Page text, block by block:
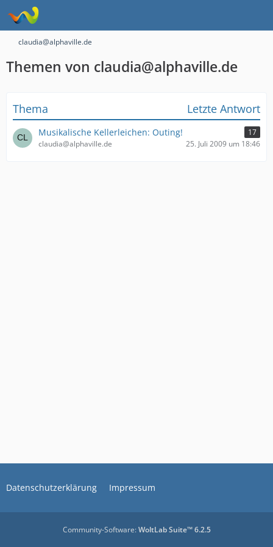
claudia@alphaville.de
Themen von claudia@alphaville.de
Thema Letzte Antwort
Musikalische Kellerleichen: Outing!
17
claudia@alphaville.de
25. Juli 2009 um 18:46
Datenschutzerklärung Impressum
Community-Software:WoltLab Suite™ 6.2.5